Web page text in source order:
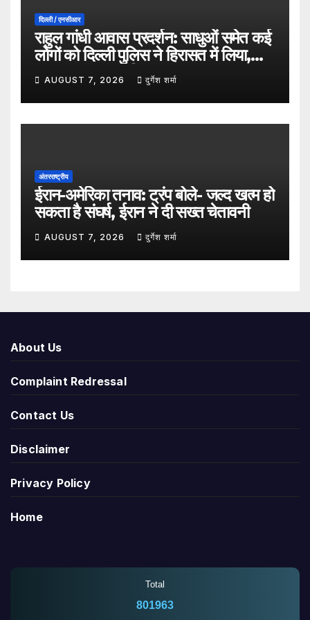
दिल्ली / एनसीआर
राहुल गांधी आवास प्रदर्शन: साधुओं समेत कई
लोगों को दिल्ली पुलिस ने हिरासत में लिया,
सुरक्षा व्यवस्था कड़ी
AUGUST 7, 2026 दुर्गेश शर्मा
अंतरराष्ट्रीय
ईरान-अमेरिका तनाव: ट्रंप बोले- जल्द खत्म हो
सकता है संघर्ष, ईरान ने दी सख्त चेतावनी
AUGUST 7, 2026 दुर्गेश शर्मा
About Us
Complaint Redressal
Contact Us
Disclaimer
Privacy Policy
Home
Total
801963